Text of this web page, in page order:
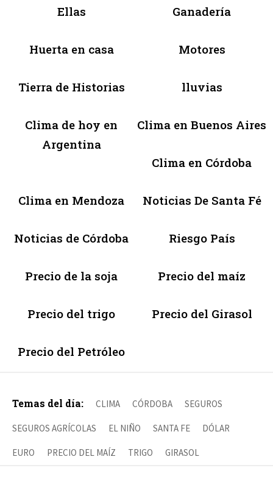
Ellas Ganadería
Huerta en casa Motores
Tierra de Historias lluvias
Clima de hoy en
Argentina
Clima en Buenos Aires
Clima en Córdoba
Clima en Mendoza Noticias De Santa Fé
Noticias de Córdoba Riesgo País
Precio de la soja Precio del maíz
Precio del trigo Precio del Girasol
Precio del Petróleo
Temas del día: CLIMA CÓRDOBA SEGUROS
SEGUROS AGRÍCOLAS EL NIÑO SANTA FE DÓLAR
EURO PRECIO DEL MAÍZ TRIGO GIRASOL